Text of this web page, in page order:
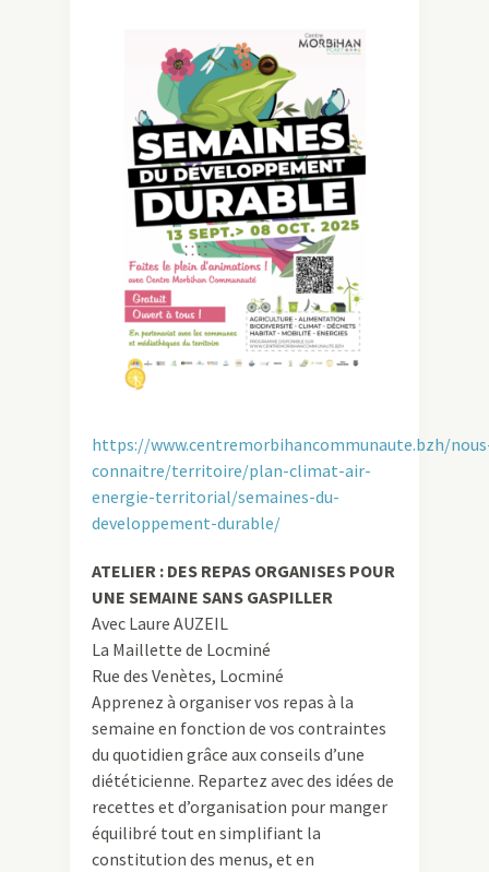
https://www.centremorbihancommunaute.bzh/
connaitre/territoire/plan-climat-air-
energie-territorial/semaines-du-
developpement-durable/
ATELIER : DES REPAS ORGANISES POUR
UNE SEMAINE SANS GASPILLER
Avec Laure AUZEIL
La Maillette de Locminé
Rue des Venètes, Locminé
Apprenez à organiser vos repas à la
semaine en fonction de vos contraintes
du quotidien grâce aux conseils d’une
diététicienne. Repartez avec des idées de
recettes et d’organisation pour manger
équilibré tout en simplifiant la
constitution des menus, et en